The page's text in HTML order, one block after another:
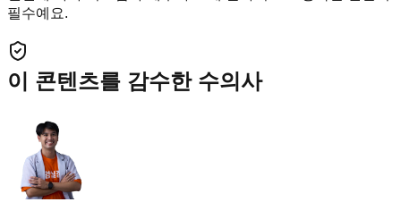
필수예요.
이 콘텐츠를 감수한 수의사